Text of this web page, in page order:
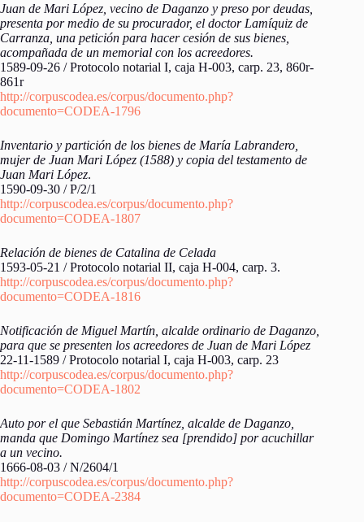
Juan de Mari López, vecino de Daganzo y preso por deudas,
presenta por medio de su procurador, el doctor Lamíquiz de
Carranza, una petición para hacer cesión de sus bienes,
acompañada de un memorial con los acreedores.
1589-09-26 / Protocolo notarial I, caja H-003, carp. 23, 860r-
861r
http://corpuscodea.es/corpus/documento.php?
documento=CODEA-1796
Inventario y partición de los bienes de María Labrandero,
mujer de Juan Mari López (1588) y copia del testamento de
Juan Mari López.
1590-09-30 / P/2/1
http://corpuscodea.es/corpus/documento.php?
documento=CODEA-1807
Relación de bienes de Catalina de Celada
1593-05-21 / Protocolo notarial II, caja H-004, carp. 3.
http://corpuscodea.es/corpus/documento.php?
documento=CODEA-1816
Notificación de Miguel Martín, alcalde ordinario de Daganzo,
para que se presenten los acreedores de Juan de Mari López
22-11-1589 / Protocolo notarial I, caja H-003, carp. 23
http://corpuscodea.es/corpus/documento.php?
documento=CODEA-1802
Auto por el que Sebastián Martínez, alcalde de Daganzo,
manda que Domingo Martínez sea [prendido] por acuchillar
a un vecino.
1666-08-03 / N/2604/1
http://corpuscodea.es/corpus/documento.php?
documento=CODEA-2384